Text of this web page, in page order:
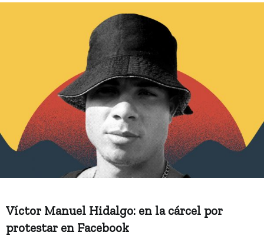
Víctor Manuel Hidalgo: en la cárcel por
protestar en Facebook